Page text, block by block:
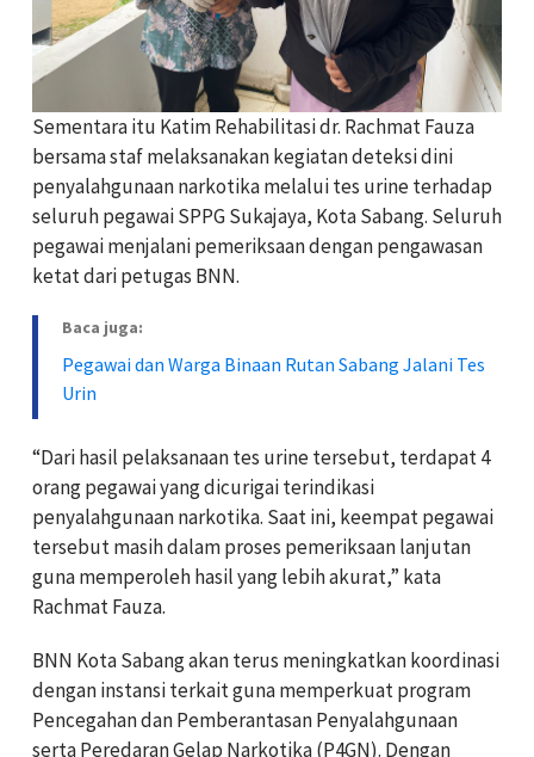
Sementara itu Katim Rehabilitasi dr. Rachmat Fauza
bersama staf melaksanakan kegiatan deteksi dini
penyalahgunaan narkotika melalui tes urine terhadap
seluruh pegawai SPPG Sukajaya, Kota Sabang. Seluruh
pegawai menjalani pemeriksaan dengan pengawasan
ketat dari petugas BNN.
Baca juga:
Pegawai dan Warga Binaan Rutan Sabang Jalani Tes
Urin
“Dari hasil pelaksanaan tes urine tersebut, terdapat 4
orang pegawai yang dicurigai terindikasi
penyalahgunaan narkotika. Saat ini, keempat pegawai
tersebut masih dalam proses pemeriksaan lanjutan
guna memperoleh hasil yang lebih akurat,” kata
Rachmat Fauza.
BNN Kota Sabang akan terus meningkatkan koordinasi
dengan instansi terkait guna memperkuat program
Pencegahan dan Pemberantasan Penyalahgunaan
serta Peredaran Gelap Narkotika (P4GN). Dengan